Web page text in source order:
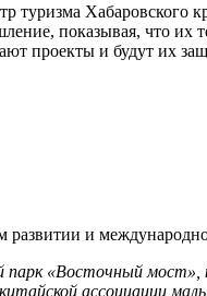
туризма
показывая, что их
проекты и будут их
развитии и
парк «Восточный
ассоциации